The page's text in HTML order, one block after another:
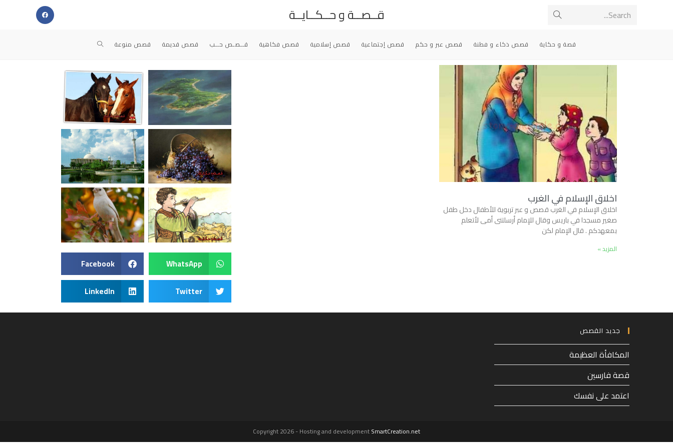
Search... قــصــة و حــكــايــة
قصة و حكاية قصص ذكاء و فطنة قصص عبر و حكم قصص إجتماعية قصص إسلامية قصص فكاهية قــصـص حــب قصص قديمة قصص منوعة
اخلاق الإسلام في الغرب
اخلاق الإسلام في الغرب قصص و عبر تربوية للأطفال دخل طفل
صغير مسجدا في باريس وقال للإمام أرسلتنى أمى لأتعلم
بمعهدكم . قال الإمام لكن
المزيد »
WhatsApp
Facebook
Twitter
LinkedIn
جديد القصص
المكافأة العظيمة
قصة فارسين
اعتمد على نفسك
Copyright 2026 - Hosting and developmentSmartCreation.net